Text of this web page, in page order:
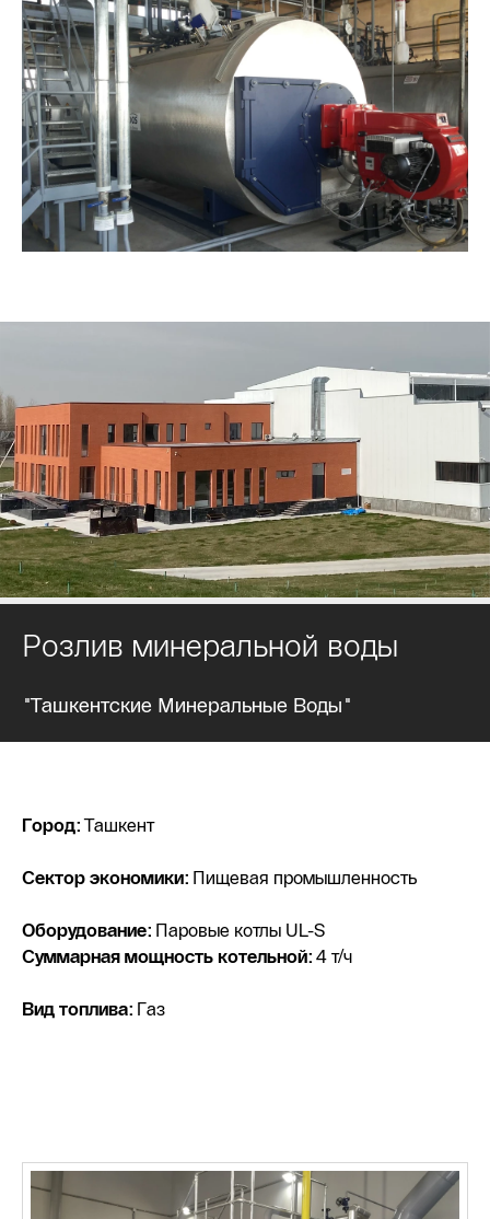
Розлив минеральной воды
"Ташкентские Минеральные Воды"
Город:Ташкент
Сектор экономики: Пищевая промышленность
Оборудование: Паровые котлы UL-S
Суммарная мощность котельной: 4 т/ч
Вид топлива: Газ